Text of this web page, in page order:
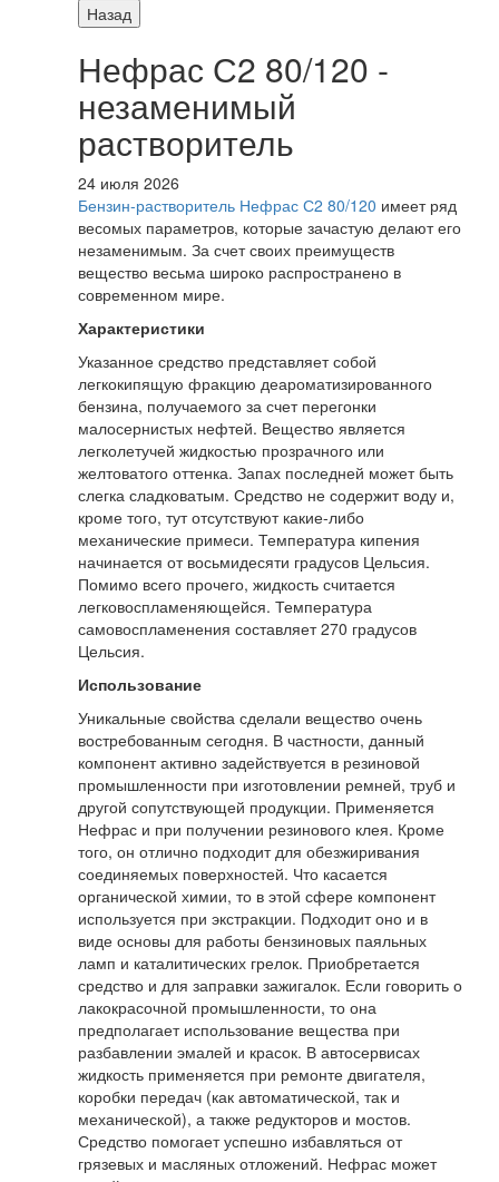
Назад
Нефрас С2 80/120 -
незаменимый
растворитель
24 июля 2026
Бензин-растворитель Нефрас С2 80/120 имеет ряд
весомых параметров, которые зачастую делают его
незаменимым. За счет своих преимуществ
вещество весьма широко распространено в
современном мире.
Характеристики
Указанное средство представляет собой
легкокипящую фракцию деароматизированного
бензина, получаемого за счет перегонки
малосернистых нефтей. Вещество является
легколетучей жидкостью прозрачного или
желтоватого оттенка. Запах последней может быть
слегка сладковатым. Средство не содержит воду и,
кроме того, тут отсутствуют какие-либо
механические примеси. Температура кипения
начинается от восьмидесяти градусов Цельсия.
Помимо всего прочего, жидкость считается
легковоспламеняющейся. Температура
самовоспламенения составляет 270 градусов
Цельсия.
Использование
Уникальные свойства сделали вещество очень
востребованным сегодня. В частности, данный
компонент активно задействуется в резиновой
промышленности при изготовлении ремней, труб и
другой сопутствующей продукции. Применяется
Нефрас и при получении резинового клея. Кроме
того, он отлично подходит для обезжиривания
соединяемых поверхностей. Что касается
органической химии, то в этой сфере компонент
используется при экстракции. Подходит оно и в
виде основы для работы бензиновых паяльных
ламп и каталитических грелок. Приобретается
средство и для заправки зажигалок. Если говорить о
лакокрасочной промышленности, то она
предполагает использование вещества при
разбавлении эмалей и красок. В автосервисах
жидкость применяется при ремонте двигателя,
коробки передач (как автоматической, так и
механической), а также редукторов и мостов.
Средство помогает успешно избавляться от
грязевых и масляных отложений. Нефрас может